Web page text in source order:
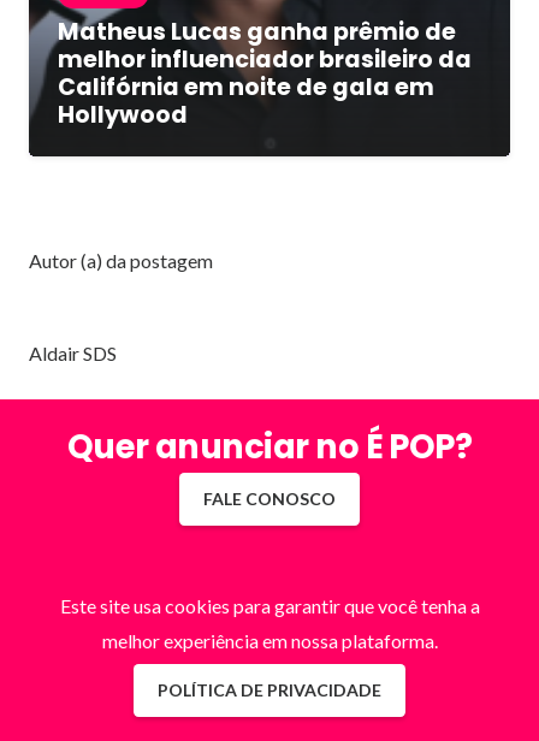
Matheus Lucas ganha prêmio de
melhor influenciador brasileiro da
Califórnia em noite de gala em
Hollywood
Autor (a) da postagem
Aldair SDS
Quer anunciar no É POP?
FALE CONOSCO
Este site usa cookies para garantir que você tenha a
melhor experiência em nossa plataforma.
POLÍTICA DE PRIVACIDADE